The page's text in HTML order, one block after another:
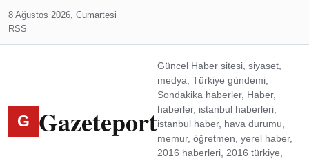
8 Ağustos 2026, Cumartesi
RSS
G Gazeteport
Güncel Haber sitesi, siyaset,
medya, Türkiye gündemi,
Sondakika haberler, Haber,
haberler, istanbul haberleri,
istanbul haber, hava durumu,
memur, öğretmen, yerel haber,
2016 haberleri, 2016 türkiye,